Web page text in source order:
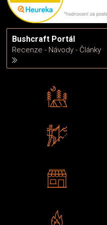
Bushcraft Portál
Recenze - Návody - Články